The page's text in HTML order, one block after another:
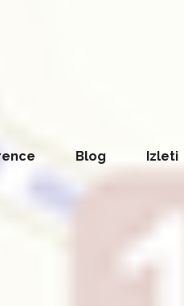
Blog Izleti